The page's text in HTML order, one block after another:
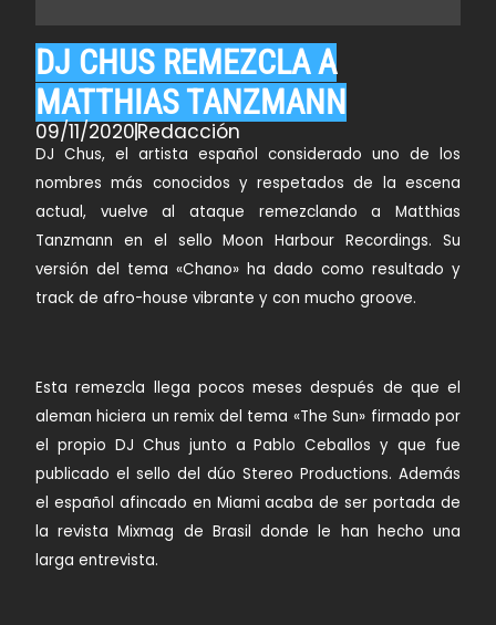
DJ CHUS REMEZCLA A
MATTHIAS TANZMANN
09/11/2020Redacción
DJ Chus, el artista español considerado uno de los
nombres más conocidos y respetados de la escena
actual, vuelve al ataque remezclando a Matthias
Tanzmann en el sello Moon Harbour Recordings. Su
versión del tema «Chano» ha dado como resultado y
track de afro-house vibrante y con mucho groove.
Esta remezcla llega pocos meses después de que el
aleman hiciera un remix del tema «The Sun» firmado por
el propio DJ Chus junto a Pablo Ceballos y que fue
publicado el sello del dúo Stereo Productions. Además
el español afincado en Miami acaba de ser portada de
la revista Mixmag de Brasil donde le han hecho una
larga entrevista.